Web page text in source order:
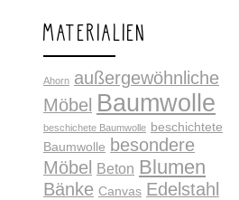
MATERIALIEN
Ahorn außergewöhnliche
Möbel Baumwolle
beschichete Baumwolle beschichtete
Baumwolle besondere
Möbel
Beton Blumen
Bänke Canvas Edelstahl